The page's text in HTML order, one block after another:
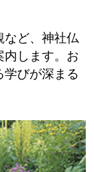
など、神社仏
内します。お
びが深まる